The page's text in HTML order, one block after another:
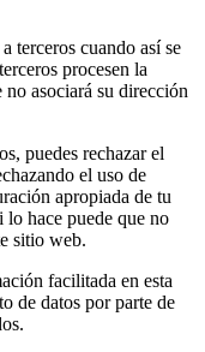
terceros cuando así se
procesen la
asociará su dirección
puedes rechazar el
el uso de
apropiada de tu
lo hace puede que no
sitio web.
facilitada en esta
de datos por parte de